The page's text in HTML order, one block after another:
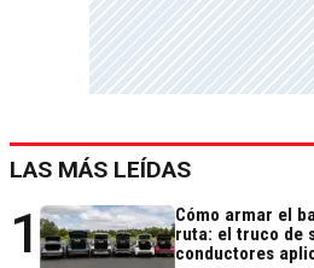
LAS MÁS LEÍDAS
1
Cómo armar el
ruta: el truco de
conductores